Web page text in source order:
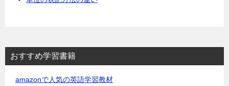
おすすめ学習書籍
amazonで人気の英語学習教材